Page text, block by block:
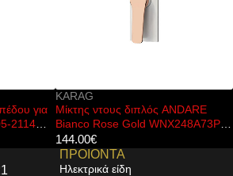
διπλός ANDARE
Gold WNX248A73PH-
Μπαταρία νιπτήρος
ONE
ΠΡΟΙΟΝΤΑ
Ηλεκτρικά είδη